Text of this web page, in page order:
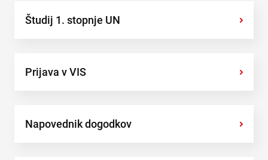
Študij 1. stopnje UN ›
Prijava v VIS ›
Napovednik dogodkov ›